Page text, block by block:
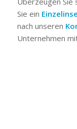
Sie ein
nach unseren
Unternehmen